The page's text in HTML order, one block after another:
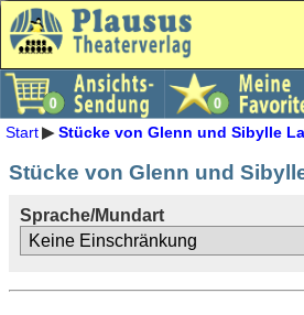
Start Stücke von Glenn und Sibylle
Stücke von Glenn und
Sprache/Mundart